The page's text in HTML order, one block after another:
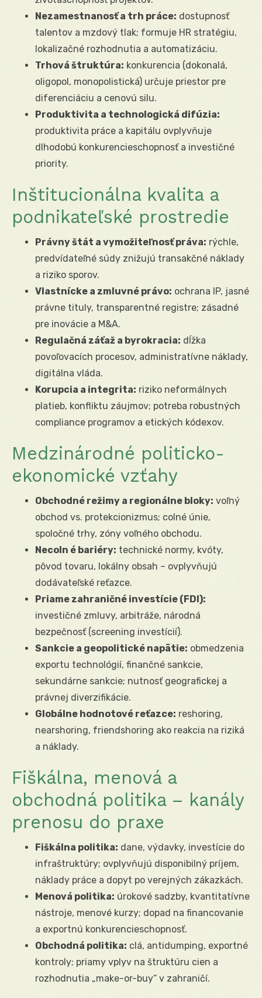
Nezamestnanosť a trh práce: dostupnosť
talentov a mzdový tlak; formuje HR stratégiu,
lokalizačné rozhodnutia a automatizáciu.
Trhová štruktúra: konkurencia (dokonalá,
oligopol, monopolistická) určuje priestor pre
diferenciáciu a cenovú silu.
Produktivita a technologická difúzia:
produktivita práce a kapitálu ovplyvňuje
dlhodobú konkurencieschopnosť a investičné
priority.
Inštitucionálna kvalita a
podnikateľské prostredie
Právny štát a vymožiteľnosť práva: rýchle,
predvídateľné súdy znižujú transakčné náklady
a riziko sporov.
Vlastnícke a zmluvné právo: ochrana IP, jasné
právne tituly, transparentné registre; zásadné
pre inovácie a M&A.
Regulačná záťaž a byrokracia: dĺžka
povoľovacích procesov, administratívne náklady,
digitálna vláda.
Korupcia a integrita: riziko neformálnych
platieb, konfliktu záujmov; potreba robustných
compliance programov a etických kódexov.
Medzinárodné politicko-
ekonomické vzťahy
Obchodné režimy a regionálne bloky: voľný
obchod vs. protekcionizmus; colné únie,
spoločné trhy, zóny voľného obchodu.
Necoln é bariéry: technické normy, kvóty,
pôvod tovaru, lokálny obsah – ovplyvňujú
dodávateľské reťazce.
Priame zahraničné investície (FDI):
investičné zmluvy, arbitráže, národná
bezpečnosť (screening investícií).
Sankcie a geopolitické napätie: obmedzenia
exportu technológií, finančné sankcie,
sekundárne sankcie; nutnosť geografickej a
právnej diverzifikácie.
Globálne hodnotové reťazce: reshoring,
nearshoring, friendshoring ako reakcia na riziká
a náklady.
Fiškálna, menová a
obchodná politika – kanály
prenosu do praxe
Fiškálna politika: dane, výdavky, investície do
infraštruktúry; ovplyvňujú disponibilný príjem,
náklady práce a dopyt po verejných zákazkách.
Menová politika: úrokové sadzby, kvantitatívne
nástroje, menové kurzy; dopad na financovanie
a exportnú konkurencieschopnosť.
Obchodná politika: clá, antidumping, exportné
kontroly; priamy vplyv na štruktúru cien a
rozhodnutia „make-or-buy“ v zahraničí.